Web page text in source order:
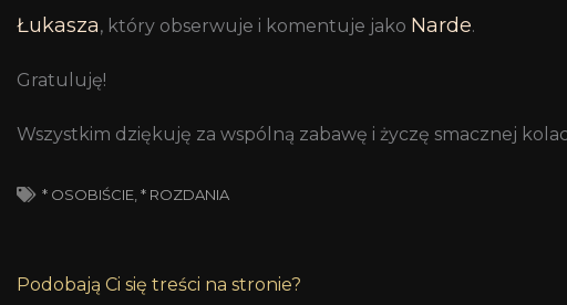
Łukasza, który obserwuje i komentuje jako Narde.
Gratuluję!
Wszystkim dziękuję za wspólną zabawę i życzę smacznej
* OSOBIŚCIE,* ROZDANIA
Podobają Ci się treści na stronie?